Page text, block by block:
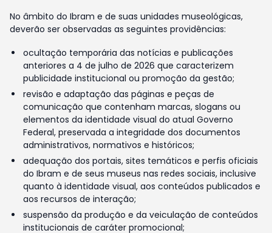
No âmbito do Ibram e de suas unidades museológicas,
deverão ser observadas as seguintes providências:
ocultação temporária das notícias e publicações
anteriores a 4 de julho de 2026 que caracterizem
publicidade institucional ou promoção da gestão;
revisão e adaptação das páginas e peças de
comunicação que contenham marcas, slogans ou
elementos da identidade visual do atual Governo
Federal, preservada a integridade dos documentos
administrativos, normativos e históricos;
adequação dos portais, sites temáticos e perfis oficiais
do Ibram e de seus museus nas redes sociais, inclusive
quanto à identidade visual, aos conteúdos publicados e
aos recursos de interação;
suspensão da produção e da veiculação de conteúdos
institucionais de caráter promocional;